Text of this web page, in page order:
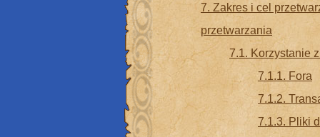
7. Zakres i cel
przetwarzania
7.1. Korzystanie
7.1.1. Fora
7.1.2.
7.1.3. Pliki